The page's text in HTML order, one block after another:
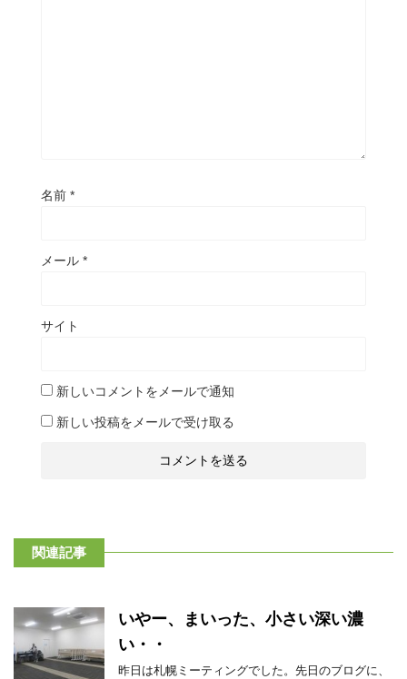
名前 *
メール *
サイト
新しいコメントをメールで通知
新しい投稿をメールで受け取る
関連記事
いやー、まいった、小さい深い濃
い・・
昨日は札幌ミーティングでした。先日のブログに、